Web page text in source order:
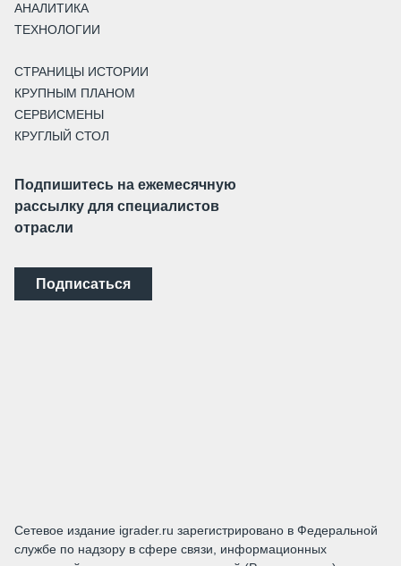
АНАЛИТИКА
ТЕХНОЛОГИИ
СТРАНИЦЫ ИСТОРИИ
КРУПНЫМ ПЛАНОМ
СЕРВИСМЕНЫ
КРУГЛЫЙ СТОЛ
Подпишитесь на ежемесячную
рассылку для специалистов
отрасли
Подписаться
Сетевое издание igrader.ru зарегистрировано в Федеральной
службе по надзору в сфере связи, информационных